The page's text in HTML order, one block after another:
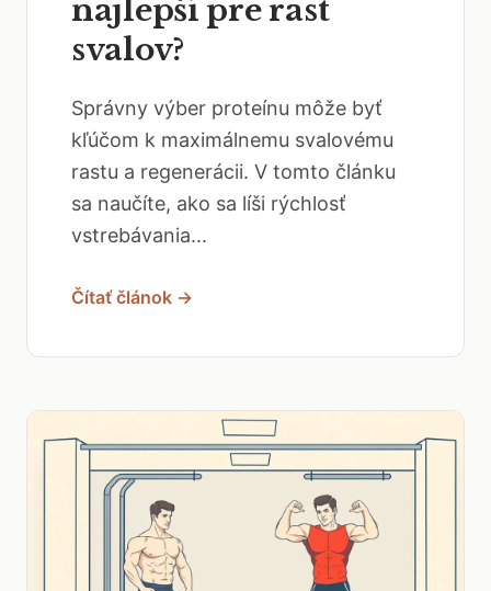
najlepší pre rast
svalov?
Správny výber proteínu môže byť
kľúčom k maximálnemu svalovému
rastu a regenerácii. V tomto článku
sa naučíte, ako sa líši rýchlosť
vstrebávania...
Čítať článok →